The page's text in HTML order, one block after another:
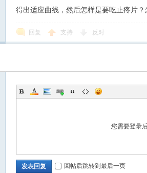
得出适应曲线，然后怎样是要吃止疼片
回复 支持 反对
您需要登录
发表回复 回帖后跳转到最后一页